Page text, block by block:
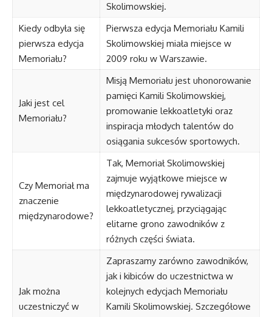
Skolimowskiej.
Kiedy odbyła się
pierwsza edycja
Memoriału?
Pierwsza edycja Memoriału Kamili
Skolimowskiej miała miejsce w
2009 roku w Warszawie.
Jaki jest cel
Memoriału?
Misją Memoriału jest uhonorowanie
pamięci Kamili Skolimowskiej,
promowanie lekkoatletyki oraz
inspiracja młodych talentów do
osiągania sukcesów sportowych.
Czy Memoriał ma
znaczenie
międzynarodowe?
Tak, Memoriał Skolimowskiej
zajmuje wyjątkowe miejsce w
międzynarodowej rywalizacji
lekkoatletycznej, przyciągając
elitarne grono zawodników z
różnych części świata.
Jak można
uczestniczyć w
Zapraszamy zarówno zawodników,
jak i kibiców do uczestnictwa w
kolejnych edycjach Memoriału
Kamili Skolimowskiej. Szczegółowe